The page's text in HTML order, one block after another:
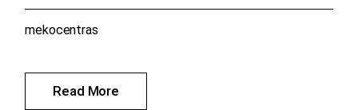
Read More
mekocentras